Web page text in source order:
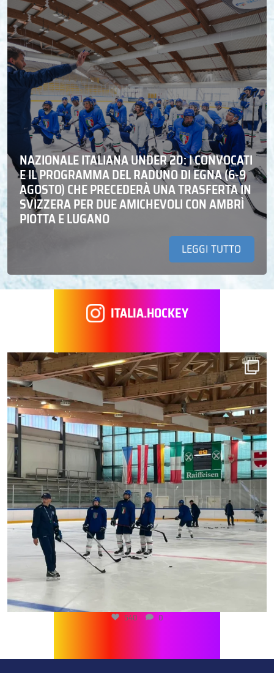
NAZIONALE ITALIANA UNDER 20: I CONVOCATI
E IL PROGRAMMA DEL RADUNO DI EGNA (6-9
AGOSTO) CHE PRECEDERÀ UNA TRASFERTA IN
SVIZZERA PER DUE AMICHEVOLI CON AMBRÌ
PIOTTA E LUGANO
LEGGI TUTTO
ITALIA.HOCKEY
540 0